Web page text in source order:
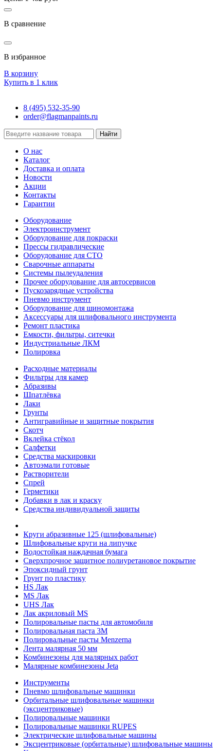
В сравнение
В избранное
В корзину
Купить в 1 клик
8 (495) 532-35-90
order@flagmanpaints.ru
Найти
О нас
Каталог
Доставка и оплата
Новости
Акции
Контакты
Гарантии
Оборудование
Электроинструмент
Оборудование для покраски
Прессы гидравлические
Оборудование для СТО
Сварочные аппараты
Системы пылеудаления
Прочее оборудование для автосервисов
Пускозарядные устройства
Пневмо инструмент
Оборудование для шиномонтажа
Аксессуары для шлифовального инструмента
Ремонт пластика
Емкости, фильтры, ситечки
Индустриальные ЛКМ
Полировка
Расходные материалы
Фильтры для камер
Абразивы
Шпатлёвка
Лаки
Грунты
Антигравийные и защитные покрытия
Скотч
Вклейка стёкол
Салфетки
Средства маскировки
Автоэмали готовые
Растворители
Спрей
Герметики
Добавки в лак и краску
Средства индивидуальной защиты
Круги абразивные 125 (шлифовальные)
Шлифовальные круги на липучке
Водостойкая наждачная бумага
Сверхпрочное защитное полиуретановое покрытие
Эпоксидный грунт
Грунт по пластику
HS Лак
MS Лак
UHS Лак
Лак акриловый MS
Полировальные пасты для автомобиля
Полировальная паста 3М
Полировальные пасты Menzerna
Лента малярная 50 мм
Комбинезоны для малярных работ
Малярные комбинезоны Jeta
Инструменты
Пневмо шлифовальные машинки
Орбитальные шлифовальные машинки
(эксцентриковые)
Полировальные машинки
Полировальные машинки RUPES
Электрические шлифовальные машины
Эксцентриковые (орбитальные) шлифовальные машины